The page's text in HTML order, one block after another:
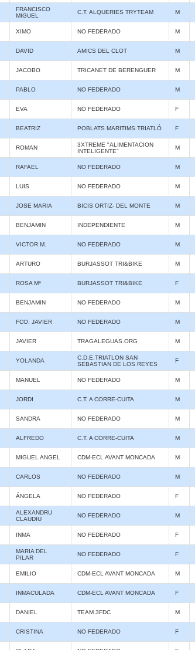
FRANCISCO
MIGUEL
C.T. ALQUERIES TRYTEAM M
XIMO NO FEDERADO M
DAVID AMICS DEL CLOT M
JACOBO TRICANET DE BERENGUER M
PABLO NO FEDERADO M
EVA NO FEDERADO F
BEATRIZ POBLATS MARITIMS TRIATLÓ F
ROMAN
3XTREME "ALIMENTACION
INTELIGENTE"
M
RAFAEL NO FEDERADO M
LUIS NO FEDERADO M
JOSE MARIA BICIS ORTIZ- DEL MONTE M
BENJAMIN INDEPENDIENTE M
VICTOR M. NO FEDERADO M
ARTURO BURJASSOT TRI&BIKE M
ROSA Mª BURJASSOT TRI&BIKE F
BENJAMIN NO FEDERADO M
FCO. JAVIER NO FEDERADO M
JAVIER TRAGALEGUAS.ORG M
YOLANDA
C.D.E.TRIATLON SAN
SEBASTIAN DE LOS REYES
F
MANUEL NO FEDERADO M
JORDI C.T. A CORRE-CUITA M
SANDRA NO FEDERADO M
ALFREDO C.T. A CORRE-CUITA M
MIGUEL ANGEL CDM-ECL AVANT MONCADA M
CARLOS NO FEDERADO M
ÁNGELA NO FEDERADO F
ALEXANDRU
CLAUDIU
NO FEDERADO M
INMA NO FEDERADO F
MARIA DEL
PILAR
NO FEDERADO F
EMILIO CDM-ECL AVANT MONCADA M
INMACULADA CDM-ECL AVANT MONCADA F
DANIEL TEAM 3FDC M
CRISTINA NO FEDERADO F